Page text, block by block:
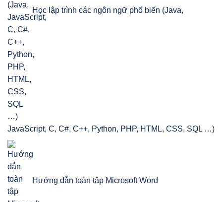
Học lập trình các ngôn ngữ phổ biến (Java,
JavaScript, C, C#, C++, Python, PHP, HTML, CSS, SQL …)
Hướng dẫn toàn tập Microsoft Word